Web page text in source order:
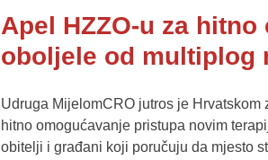
Apel HZZO-u za
oboljele od multiplog
Udruga MijelomCRO jutros je
hitno omogućavanje pristupa novim
obitelji i građani koji poručuju da mjesto